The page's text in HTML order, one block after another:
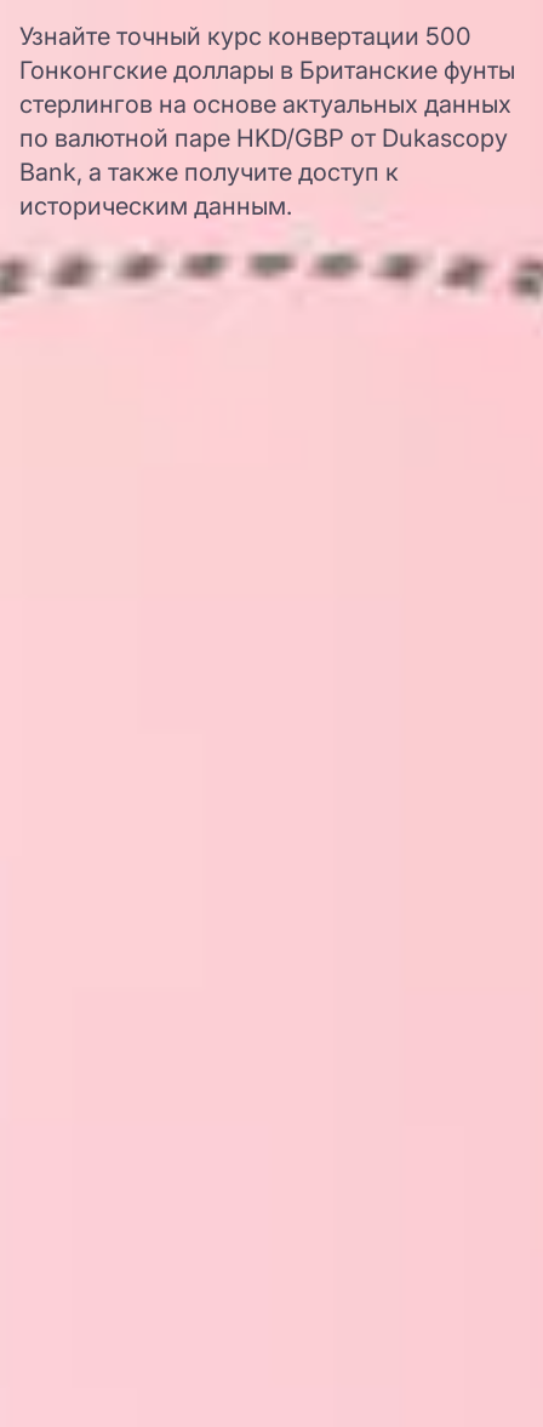
Узнайте точный курс конвертации 500
Гонконгские доллары в Британские фунты
стерлингов на основе актуальных данных
по валютной паре HKD/GBP от Dukascopy
Bank, а также получите доступ к
историческим данным.